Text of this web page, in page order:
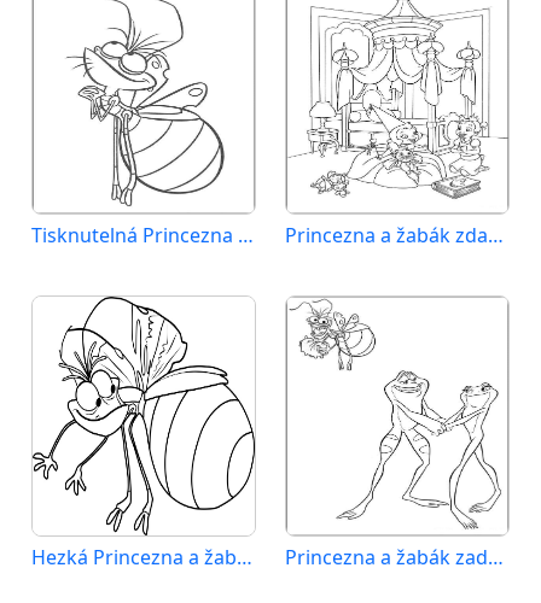
Tisknutelná Princezna a žabák zadarmo Princezna a žabák zdarma pro děti
Hezká Princezna a žabák Princezna a žabák zadarmo